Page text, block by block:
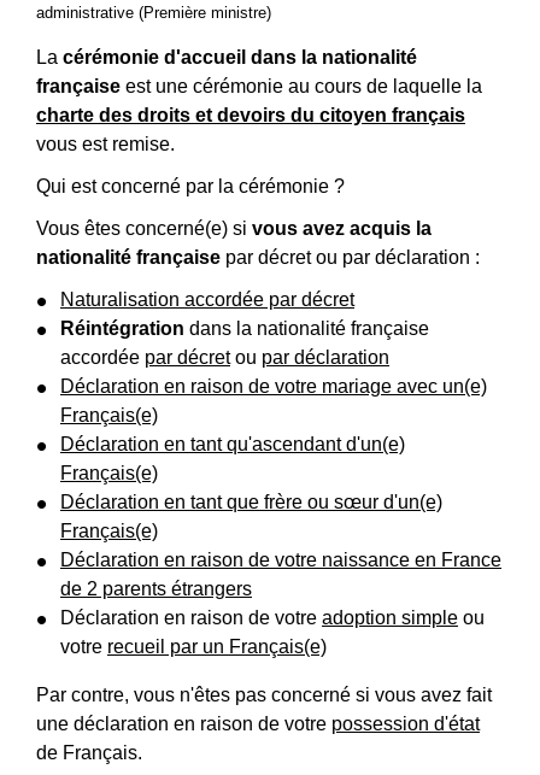
administrative (Première ministre)
La cérémonie d'accueil dans la nationalité
française est une cérémonie au cours de laquelle la
charte des droits et devoirs du citoyen français
vous est remise.
Qui est concerné par la cérémonie ?
Vous êtes concerné(e) si vous avez acquis la
nationalité française par décret ou par déclaration :
Naturalisation accordée par décret
Réintégration dans la nationalité française
accordée par décretou par déclaration
Déclaration en raison de votre mariage avec un(e)
Français(e)
Déclaration en tant qu'ascendant d'un(e)
Français(e)
Déclaration en tant que frère ou sœur d'un(e)
Français(e)
Déclaration en raison de votre naissance en France
de 2 parents étrangers
Déclaration en raison de votre adoption simple ou
votre recueil par un Français(e)
Par contre, vous n'êtes pas concerné si vous avez fait
une déclaration en raison de votre possession d'état
de Français.